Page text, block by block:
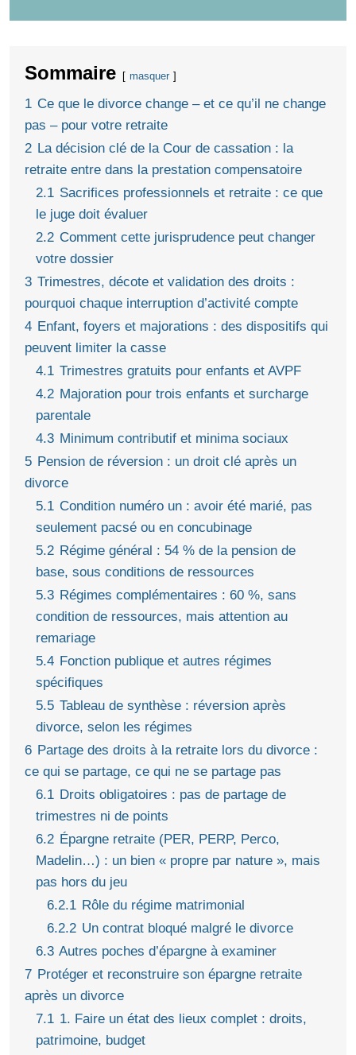
Sommaire masquer
1 Ce que le divorce change – et ce qu’il ne change
pas – pour votre retraite
2 La décision clé de la Cour de cassation : la
retraite entre dans la prestation compensatoire
2.1 Sacrifices professionnels et retraite : ce que
le juge doit évaluer
2.2 Comment cette jurisprudence peut changer
votre dossier
3 Trimestres, décote et validation des droits :
pourquoi chaque interruption d’activité compte
4 Enfant, foyers et majorations : des dispositifs qui
peuvent limiter la casse
4.1 Trimestres gratuits pour enfants et AVPF
4.2 Majoration pour trois enfants et surcharge
parentale
4.3 Minimum contributif et minima sociaux
5 Pension de réversion : un droit clé après un
divorce
5.1 Condition numéro un : avoir été marié, pas
seulement pacsé ou en concubinage
5.2 Régime général : 54 % de la pension de
base, sous conditions de ressources
5.3 Régimes complémentaires : 60 %, sans
condition de ressources, mais attention au
remariage
5.4 Fonction publique et autres régimes
spécifiques
5.5 Tableau de synthèse : réversion après
divorce, selon les régimes
6 Partage des droits à la retraite lors du divorce :
ce qui se partage, ce qui ne se partage pas
6.1 Droits obligatoires : pas de partage de
trimestres ni de points
6.2 Épargne retraite (PER, PERP, Perco,
Madelin…) : un bien « propre par nature », mais
pas hors du jeu
6.2.1 Rôle du régime matrimonial
6.2.2 Un contrat bloqué malgré le divorce
6.3 Autres poches d’épargne à examiner
7 Protéger et reconstruire son épargne retraite
après un divorce
7.1 1. Faire un état des lieux complet : droits,
patrimoine, budget